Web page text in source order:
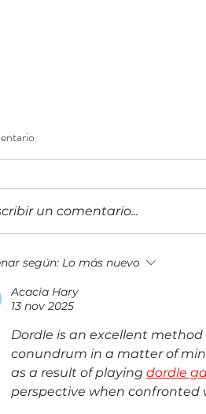
el futuro
Llega a Guatemala la
edición del 5B Digital Summit
un comentario...
según: Lo más nuevo
Acacia Hary
13 nov 2025
Dordle is an excellent
conundrum in a matter of
as a result of playing dordle
perspective when confronted